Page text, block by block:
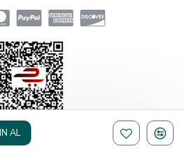
AL
Support By Shopgez.com